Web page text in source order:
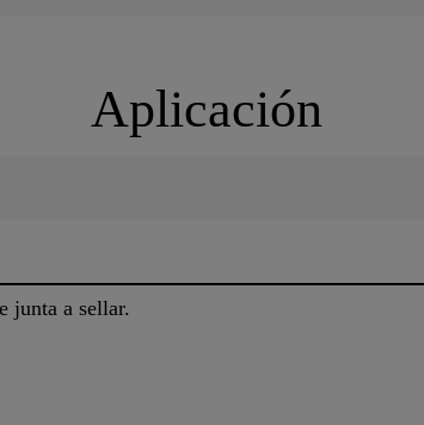
Aplicación
junta a sellar.